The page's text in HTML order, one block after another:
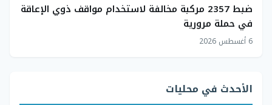
ضبط 2357 مركبة مخالفة لاستخدام مواقف ذوي الإعاقة
في حملة مرورية
6 أغسطس 2026
الأحدث في محليات